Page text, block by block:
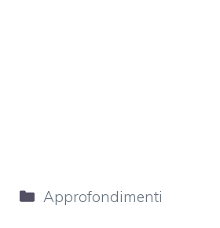
Categorie
Approfondimenti